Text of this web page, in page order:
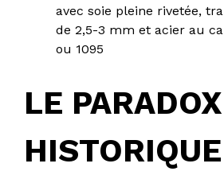
avec soie pleine rivetée,
de 2,5-3 mm et acier au
ou 1095
LE